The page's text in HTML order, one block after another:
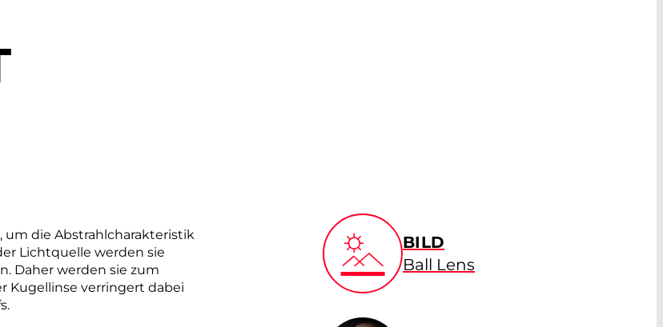
um die Abstrahlcharakteristik
Lichtquelle werden sie
Daher werden sie zum
Kugellinse verringert dabei
BILD
Ball Lens